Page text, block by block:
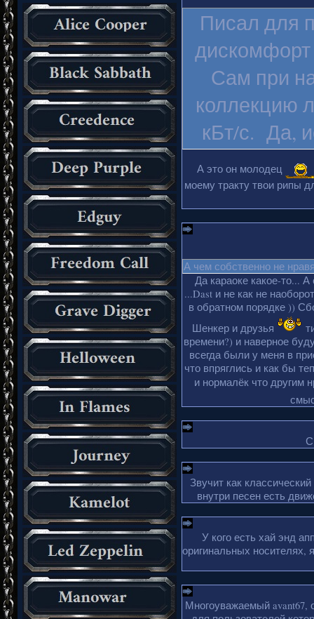
Писал для
Сам при
коллекцию
кБт/с. Да,
А это он молодец
моему тракту твои рипы
А чем собственно не
Да караоке какое-то...
...Dast и не как не
в обратном порядке ))
Шенкер и друзья
времени?) и наверное
всегда были у меня в
что впряглись и как бы
и нормалёк что другим
Звучит как
внутри песен есть
У кого есть хай энд
оригинальных
Многоуважаемый